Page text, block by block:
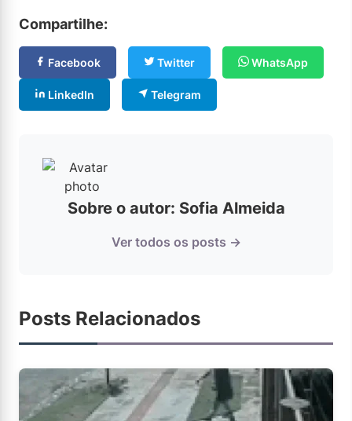
Compartilhe:
Facebook Twitter WhatsApp
LinkedIn Telegram
Sobre o autor: Sofia Almeida
Ver todos os posts →
Posts Relacionados